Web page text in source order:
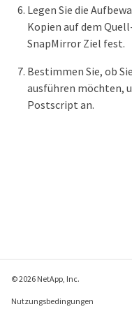
Legen Sie die
Kopien auf dem
SnapMirror Ziel fest.
Bestimmen Sie, ob
ausführen möchten,
Postscript an.
© 2026 NetApp, Inc.
Nutzungsbedingungen